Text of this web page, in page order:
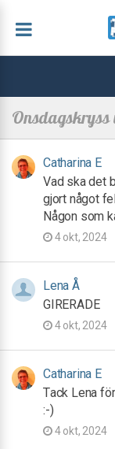
Onsdagskryss
Catharina E
Vad ska det
gjort något
Någon som
4 okt, 2024
Lena Å
GIRERADE
4 okt, 2024
Catharina E
Tack Lena
:-)
4 okt, 2024